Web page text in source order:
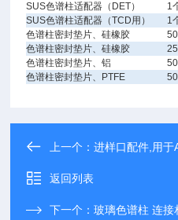
SUS色谱柱适配器（DET）
1
SUS色谱柱适配器（TCD用）
1
色谱柱密封垫片、硅橡胶
色谱柱密封垫片、硅橡胶
色谱柱密封垫片、铝
色谱柱密封垫片、PTFE
上一个：进样口配件,用
返回列表
下一个：玻璃色谱柱 连接